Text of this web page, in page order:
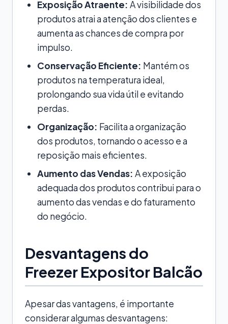
Exposição Atraente: A visibilidade dos
produtos atrai a atenção dos clientes e
aumenta as chances de compra por
impulso.
Conservação Eficiente: Mantém os
produtos na temperatura ideal,
prolongando sua vida útil e evitando
perdas.
Organização: Facilita a organização
dos produtos, tornando o acesso e a
reposição mais eficientes.
Aumento das Vendas: A exposição
adequada dos produtos contribui para o
aumento das vendas e do faturamento
do negócio.
Desvantagens do
Freezer Expositor Balcão
Apesar das vantagens, é importante
considerar algumas desvantagens: